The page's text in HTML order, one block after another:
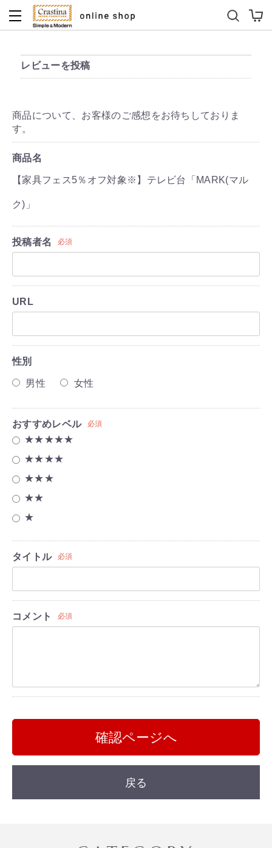
ダイニングテーブルセット
レビューを投稿
商品について、お客様のご感想をお待ちしておりま
す。
商品名
【家具フェス5％オフ対象※】テレビ台「MARK(マル
ク)」
投稿者名 必須
URL
性別
男性 女性
おすすめレベル 必須
★★★★★
★★★★
★★★
★★
★
タイトル 必須
コメント 必須
確認ページへ
戻る